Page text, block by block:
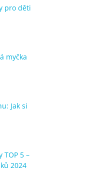
pro děti
myčka
Jak si
5 –
2024